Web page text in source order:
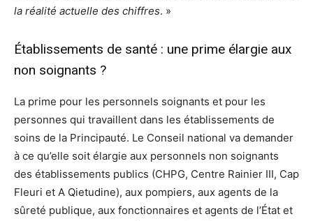
la réalité actuelle des chiffres. »
Établissements de santé : une prime élargie aux
non soignants ?
La prime pour les personnels soignants et pour les
personnes qui travaillent dans les établissements de
soins de la Principauté. Le Conseil national va demander
à ce qu’elle soit élargie aux personnels non soignants
des établissements publics (CHPG, Centre Rainier III, Cap
Fleuri et A Qietudine), aux pompiers, aux agents de la
sûreté publique, aux fonctionnaires et agents de l’État et